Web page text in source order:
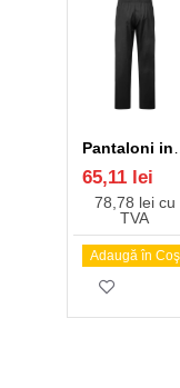
65,11 lei
78,78 lei cu
TVA
Adaugă în Coş